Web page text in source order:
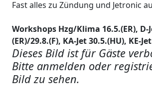
Fast alles zu Zündung und Jetronic
Workshops Hzg/Klima 16.5.(ER), D-
(ER)/29.8.(F), KA-Jet 30.5.(HU), KE-
Dieses Bild ist für Gäste
Bitte anmelden oder
Bild zu sehen.